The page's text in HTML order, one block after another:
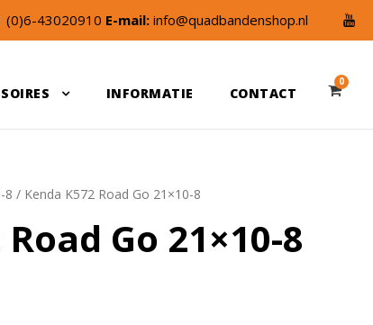
(0)6-43020910 E-mail: info@quadbandenshop.nl
INFORMATIE CONTACT
0
8 / Kenda K572 Road Go 21×10-8
Go 21×10-8